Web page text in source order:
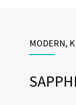
MODERN,